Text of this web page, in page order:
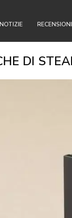
NOTIZIE RECENSIONI
DI